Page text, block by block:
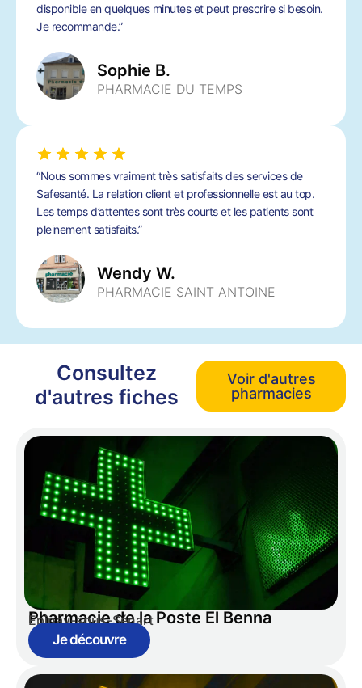
disponible en quelques minutes et peut prescrire si besoin.
Je recommande.”
Sophie B.
PHARMACIE DU TEMPS
“Nous sommes vraiment très satisfaits des services de
Safesanté. La relation client et professionnelle est au top.
Les temps d’attentes sont très courts et les patients sont
pleinement satisfaits.”
Wendy W.
PHARMACIE SAINT ANTOINE
Consultez
d'autres fiches
Voir d'autres
pharmacies
Pharmacie de la Poste El Benna
Épinay-sous-Sénart
Je découvre